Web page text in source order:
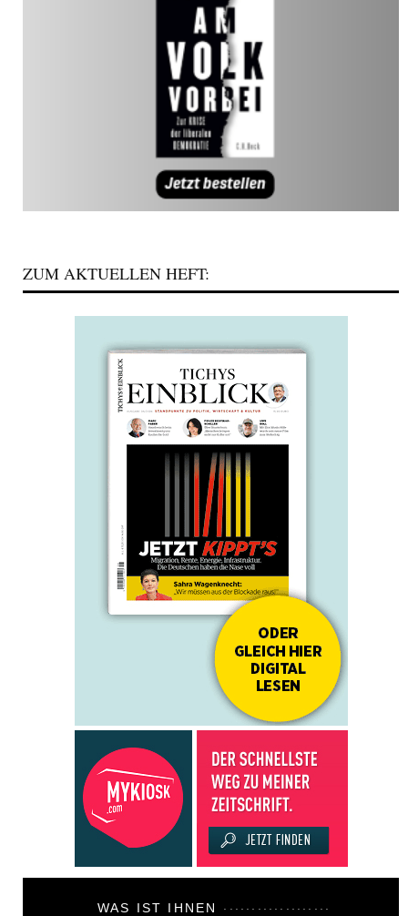
ZUM AKTUELLEN HEFT:
WAS IST IHNEN